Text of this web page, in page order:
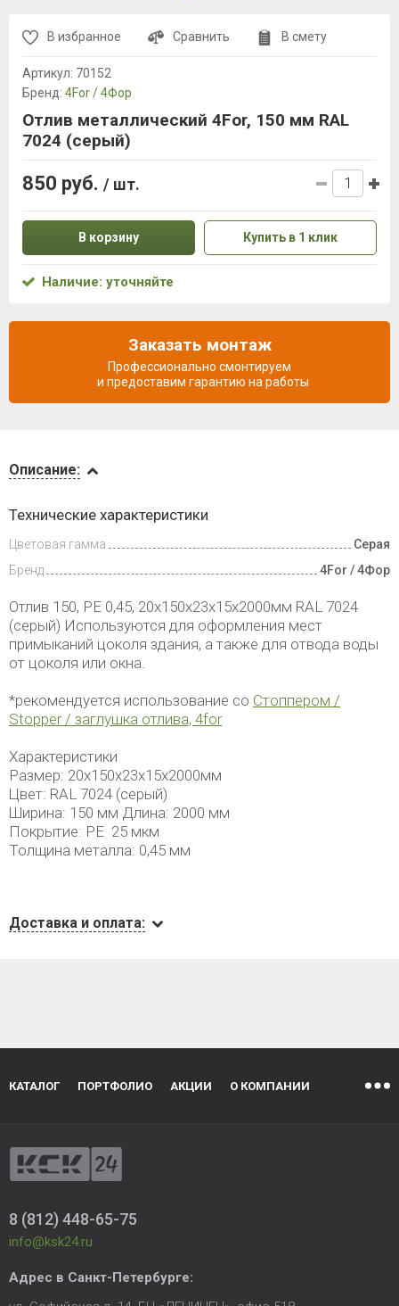
и оплата
Описание:
Технические характеристики
Цветовая гамма
Серая
Бренд
4For / 4Фор
Отлив 150, PE 0,45, 20х150х23х15х2000мм RAL 7024
(серый) Используются для оформления мест
примыканий цоколя здания, а также для отвода воды
от цоколя или окна.
*рекомендуется использование со Стоппером /
Stopper / заглушка отлива, 4for
Характеристики
Размер: 20х150х23х15х2000мм
Цвет: RAL 7024 (серый)
Ширина: 150 мм Длина: 2000 мм
Покрытие: PE 25 мкм
Толщина металла: 0,45 мм
Доставка и оплата:
В избранное Сравнить В смету
Артикул: 70152
Бренд: 4For / 4Фор
Отлив металлический 4For, 150 мм RAL
7024 (серый)
850 руб. / шт.
В корзину Купить в 1 клик
Наличие: уточняйте
Заказать монтаж
Профессионально смонтируем
и предоставим гарантию на работы
КАТАЛОГ ПОРТФОЛИО АКЦИИ О КОМПАНИИ
8 (812) 448-65-75
info@ksk24.ru
Адрес в Санкт-Петербурге: